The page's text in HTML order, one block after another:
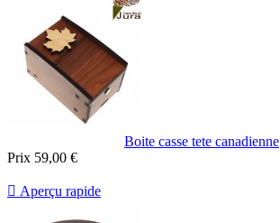
Boite casse tete canadienne
Prix 59,00 €
 Aperçu rapide